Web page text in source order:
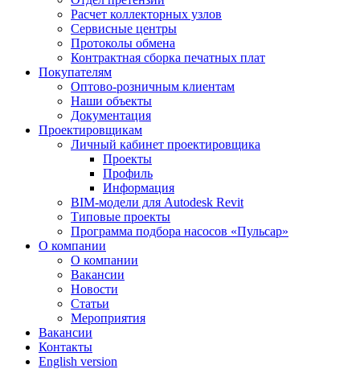
Расчет коллекторных узлов
Сервисные центры
Протоколы обмена
Контрактная сборка печатных плат
Покупателям
Оптово-розничным клиентам
Наши объекты
Документация
Проектировщикам
Личный кабинет проектировщика
Проекты
Профиль
Информация
BIM-модели для Autodesk Revit
Типовые проекты
Программа подбора насосов «Пульсар»
О компании
О компании
Вакансии
Новости
Статьи
Мероприятия
Вакансии
Контакты
English version